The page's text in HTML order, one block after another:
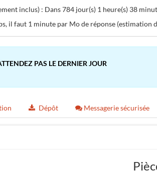
inclus) : Dans 784 jour(s) 1 heure(s) 38
il faut 1 minute par Mo de réponse (estimation
PAS LE DERNIER JOUR
Dépôt Messagerie sécurisée